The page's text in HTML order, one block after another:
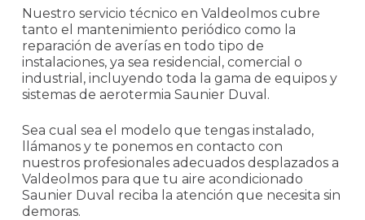
Nuestro servicio técnico en Valdeolmos cubre
tanto el mantenimiento periódico como la
reparación de averías en todo tipo de
instalaciones, ya sea residencial, comercial o
industrial, incluyendo toda la gama de equipos y
sistemas de aerotermia Saunier Duval.
Sea cual sea el modelo que tengas instalado,
llámanos y te ponemos en contacto con
nuestros profesionales adecuados desplazados a
Valdeolmos para que tu aire acondicionado
Saunier Duval reciba la atención que necesita sin
demoras.